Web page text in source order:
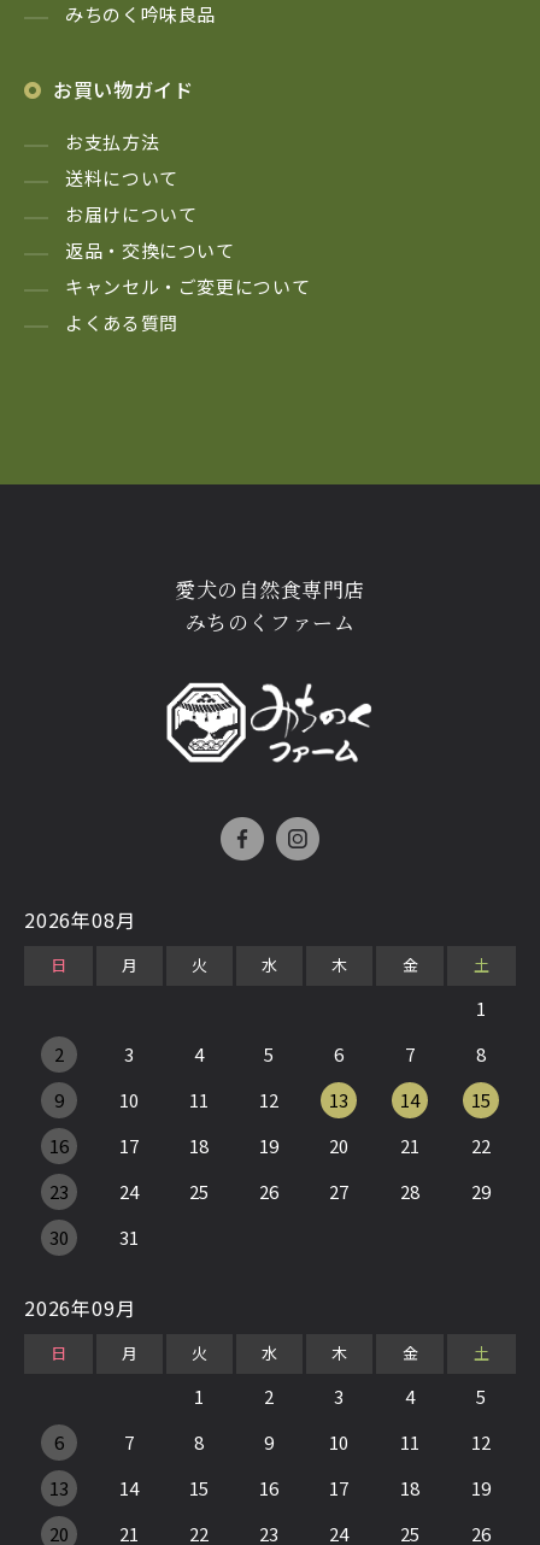
みちのく吟味良品
お買い物ガイド
お支払方法
送料について
お届けについて
返品・交換について
キャンセル・ご変更について
よくある質問
愛犬の自然食専門店
みちのくファーム
2026年08月
日 月 火 水 木 金 土
1
2
3 4 5 6 7
8
9
10 11 12 13 14
15
16
17 18 19 20 21
22
23
24 25 26 27 28
29
30
31
2026年09月
日 月 火 水 木 金 土
1 2 3 4
5
6
7 8 9 10 11
12
13
14 15 16 17 18
19
20
21 22 23 24 25 26